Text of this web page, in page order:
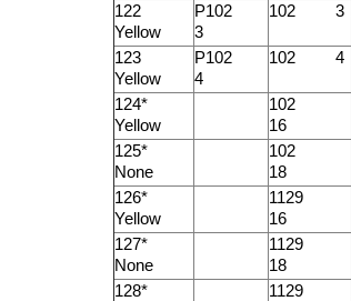
122
Yellow
P102
3
102 3
123
Yellow
P102
4
102 4
124*
Yellow
102
16
125*
None
102
18
126*
Yellow
1129
16
127*
None
1129
18
128*
1129